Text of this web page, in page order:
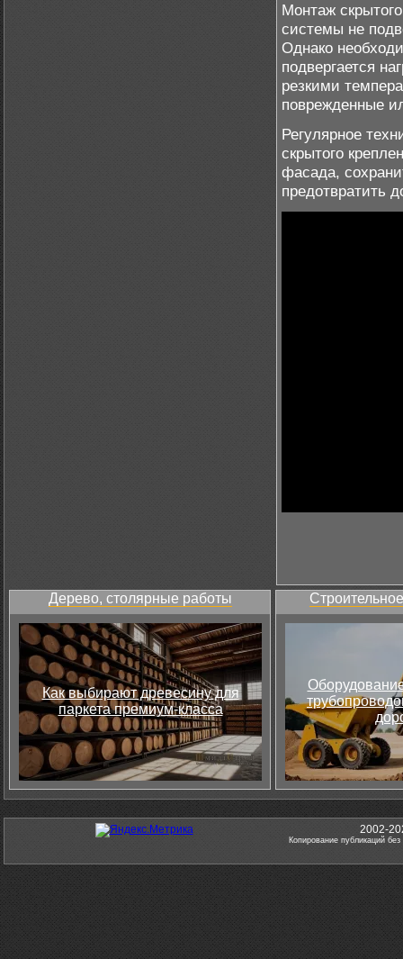
Монтаж
системы не
Однако
подвергается
резкими
поврежденные
Регулярное
скрытого
фасада,
предотвратить
Дерево, столярные работы
Как выбирают древесину для
паркета премиум-класса
2002-
Копирование публикаций